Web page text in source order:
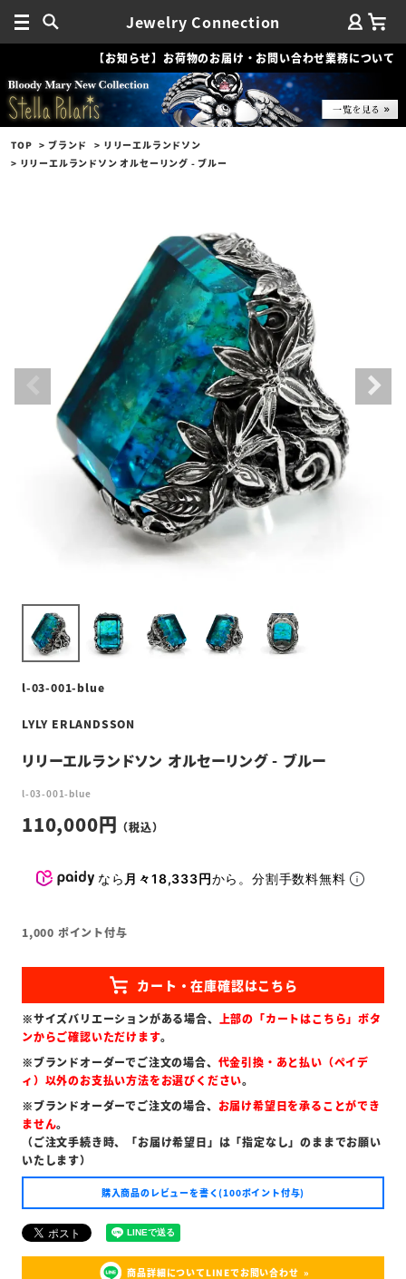
Jewelry Connection
【お知らせ】お荷物のお届け・お問い合わせ業務について
TOP ブランド
リリーエルランドソン
リリーエルランドソン オルセーリング - ブルー
l-03-001-blue
LYLY ERLANDSSON
リリーエルランドソン オルセーリング - ブルー
l-03-001-blue
110,000
なら 月々18,333円から。分割手数料無料
1,000 ポイント付与
※サイズバリエーションがある場合、 上部の「カートはこちら」ボタ
ンからご確認いただけます。
※ブランドオーダーでご注文の場合、 代金引換・あと払い（ペイデ
ィ）以外のお支払い方法をお選びください。
※ブランドオーダーでご注文の場合、 お届け希望日を承ることができ
ません。
（ご注文手続き時、「お届け希望日」は「指定なし」のままでお願い
いたします）
購入商品のレビューを書く(100ポイント付与)
商品詳細についてLINEでお問い合わせ